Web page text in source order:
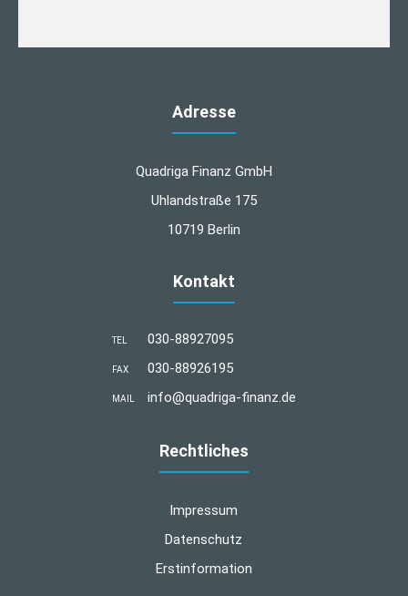
Adresse
Quadriga Finanz GmbH
Uhlandstraße 175
10719 Berlin
Kontakt
TEL 030-88927095
FAX 030-88926195
MAIL info@quadriga-finanz.de
Rechtliches
Impressum
Datenschutz
Erstinformation